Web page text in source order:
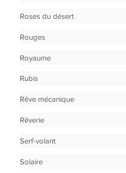
Roses du désert
Rouges
Royaume
Rubis
Rêve mécanique
Rêverie
Serf-volant
Solaire